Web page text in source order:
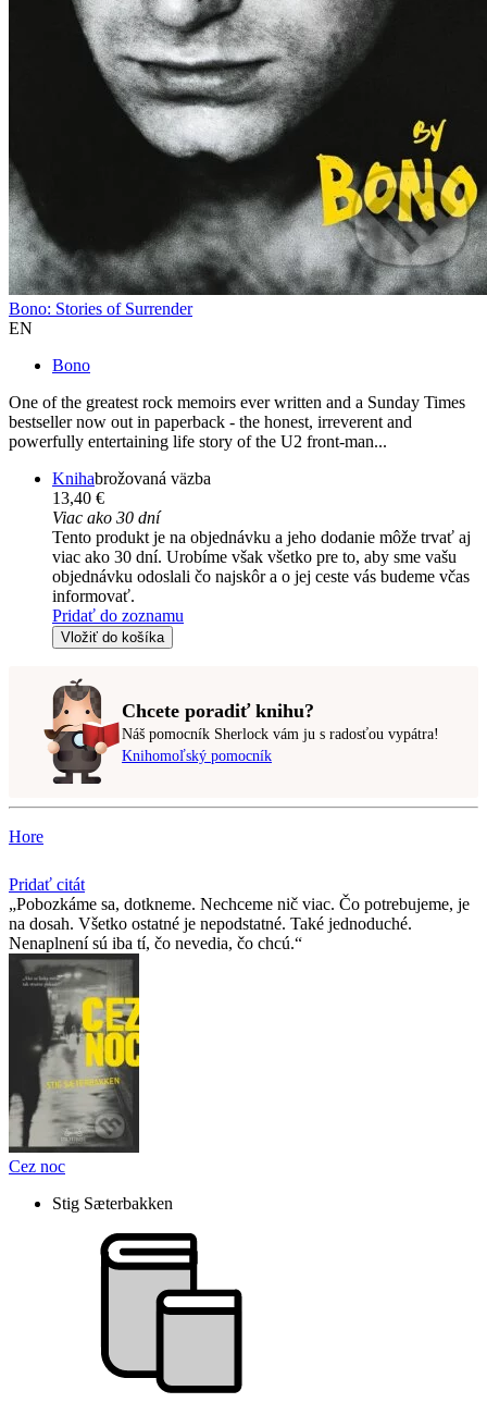
Bono: Stories of Surrender
EN
Bono
One of the greatest rock memoirs ever written and a Sunday Times
bestseller now out in paperback - the honest, irreverent and
powerfully entertaining life story of the U2 front-man...
Knihabrožovaná väzba
13,40 €
Viac ako 30 dní
Tento produkt je na objednávku a jeho dodanie môže trvať aj
viac ako 30 dní. Urobíme však všetko pre to, aby sme vašu
objednávku odoslali čo najskôr a o jej ceste vás budeme včas
informovať.
Pridať do zoznamu
Vložiť do košíka
Chcete poradiť knihu?
Náš pomocník Sherlock vám ju s radosťou vypátra!
Knihomoľský pomocník
Hore
Pridať citát
Pobozkáme sa, dotkneme. Nechceme nič viac. Čo potrebujeme, je
na dosah. Všetko ostatné je nepodstatné. Také jednoduché.
Nenaplnení sú iba tí, čo nevedia, čo chcú.
Cez noc
Stig Sæterbakken